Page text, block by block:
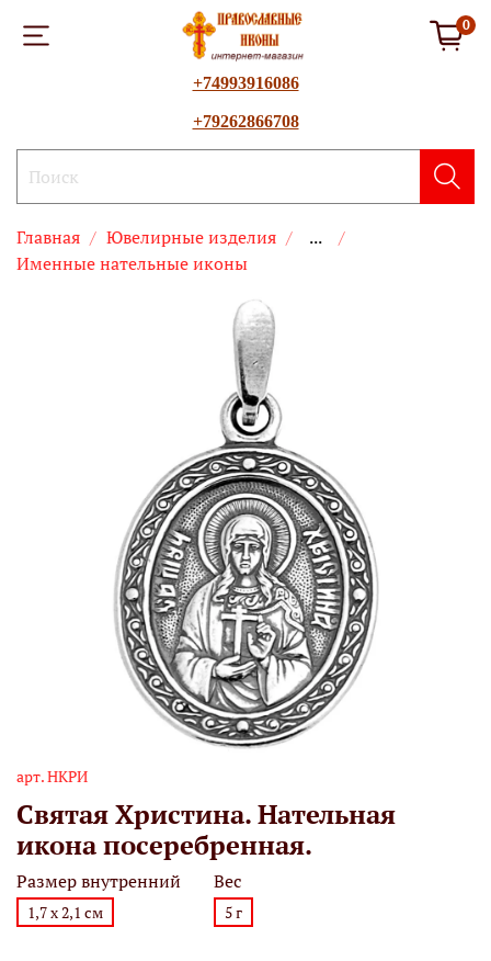
0
+74993916086
+79262866708
Главная Ювелирные изделия
...
Именные нательные иконы
арт.НКРИ
Святая Христина. Нательная
икона посеребренная.
Размер внутренний
1,7 х 2,1 см
Вес
5 г